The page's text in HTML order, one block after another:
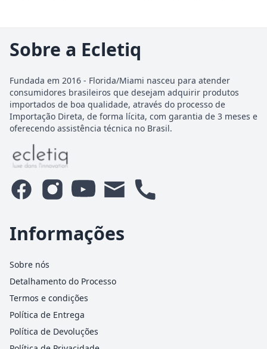
Sobre a Ecletiq
Fundada em 2016 - Florida/Miami nasceu para atender
consumidores brasileiros que desejam adquirir produtos
importados de boa qualidade, através do processo de
Importação Direta, de forma lícita, com garantia de 3 meses e
oferecendo assistência técnica no Brasil.
Informações
Sobre nós
Detalhamento do Processo
Termos e condições
Política de Entrega
Política de Devoluções